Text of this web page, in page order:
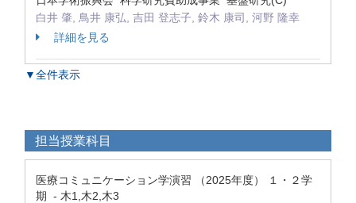
白井 肇, 鳥井 康弘, 吉田 登志子, 鈴木 康司, 河野 隆幸
詳細を見る
▼全件表示
担当授業科目
医療コミュニケーション学演習 （2025年度） １・２学
期 - 木1,木2,木3